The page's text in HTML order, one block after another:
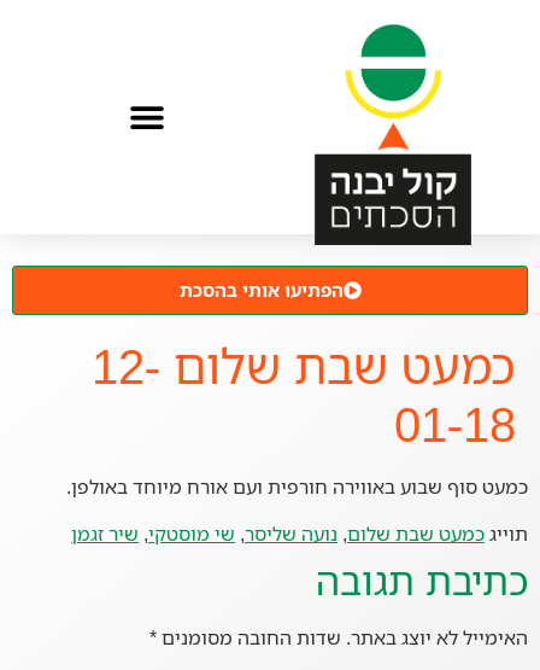
הפתיעו אותי בהסכת
כמעט שבת שלום 12-
01-18
כמעט סוף שבוע באווירה חורפית ועם אורח מיוחד באולפן.
תוייגכמעט שבת שלום, נועה שליסר, שי מוסטקי, שיר זגמן
כתיבת תגובה
האימייל לא יוצג באתר. שדות החובה מסומנים*